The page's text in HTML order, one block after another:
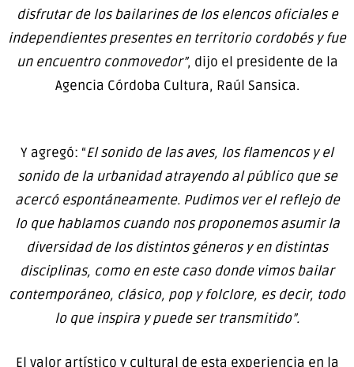
disfrutar de los bailarines de los elencos oficiales e
independientes presentes en territorio cordobés y fue
un encuentro conmovedor”, dijo el presidente de la
Agencia Córdoba Cultura, Raúl Sansica.
Y agregó: “El sonido de las aves, los flamencos y el
sonido de la urbanidad atrayendo al público que se
acercó espontáneamente. Pudimos ver el reflejo de
lo que hablamos cuando nos proponemos asumir la
diversidad de los distintos géneros y en distintas
disciplinas, como en este caso donde vimos bailar
contemporáneo, clásico, pop y folclore, es decir, todo
lo que inspira y puede ser transmitido”.
El valor artístico y cultural de esta experiencia en la